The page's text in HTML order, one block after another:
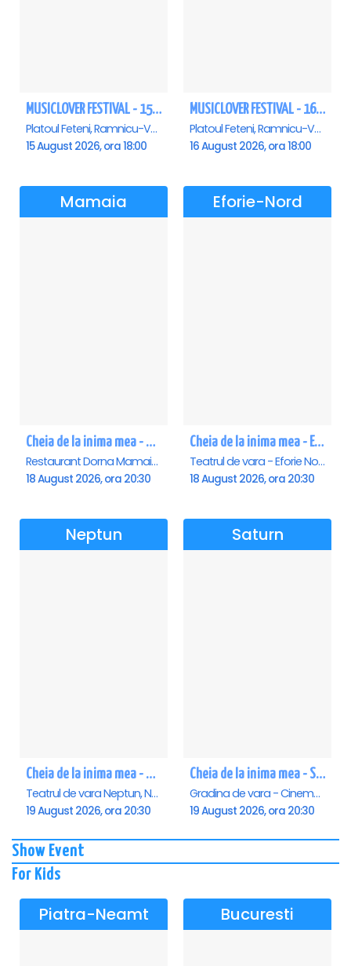
MUSICLOVER FESTIVAL - 15 AUGUST - CONNECT-R, DELIA, RON HEWITT, NICKI M, AURIKA
Platoul Feteni, Ramnicu-Valcea
15 August 2026, ora 18:00
MUSICLOVER FESTIVAL - 16 AUGUST - LEO DE LA ROSIORI SI MARCEL STEFANET & ETHNO REPUBLIC, TUDOR DEEJAY, VARER
Platoul Feteni, Ramnicu-Valcea
16 August 2026, ora 18:00
Mamaia
Cheia de la inima mea - Mamaia
Restaurant Dorna Mamaia, Mamaia
18 August 2026, ora 20:30
Eforie-Nord
Cheia de la inima mea - Eforie Nord
Teatrul de vara - Eforie Nord, Eforie-Nord
18 August 2026, ora 20:30
Neptun
Cheia de la inima mea - Neptun
Teatrul de vara Neptun, Neptun
19 August 2026, ora 20:30
Saturn
Cheia de la inima mea - Saturn
Gradina de vara - Cinema Saturn, Saturn
19 August 2026, ora 20:30
Show Event
For Kids
Piatra-Neamt Bucuresti